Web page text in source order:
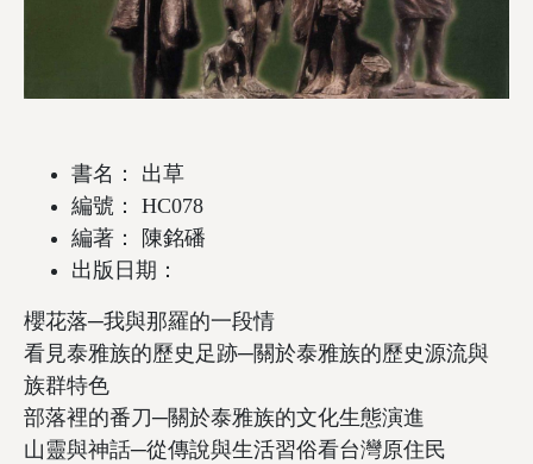
書名： 出草
編號： HC078
編著： 陳銘磻
出版日期：
櫻花落─我與那羅的一段情
看見泰雅族的歷史足跡─關於泰雅族的歷史源流與
族群特色
部落裡的番刀─關於泰雅族的文化生態演進
山靈與神話─從傳說與生活習俗看台灣原住民